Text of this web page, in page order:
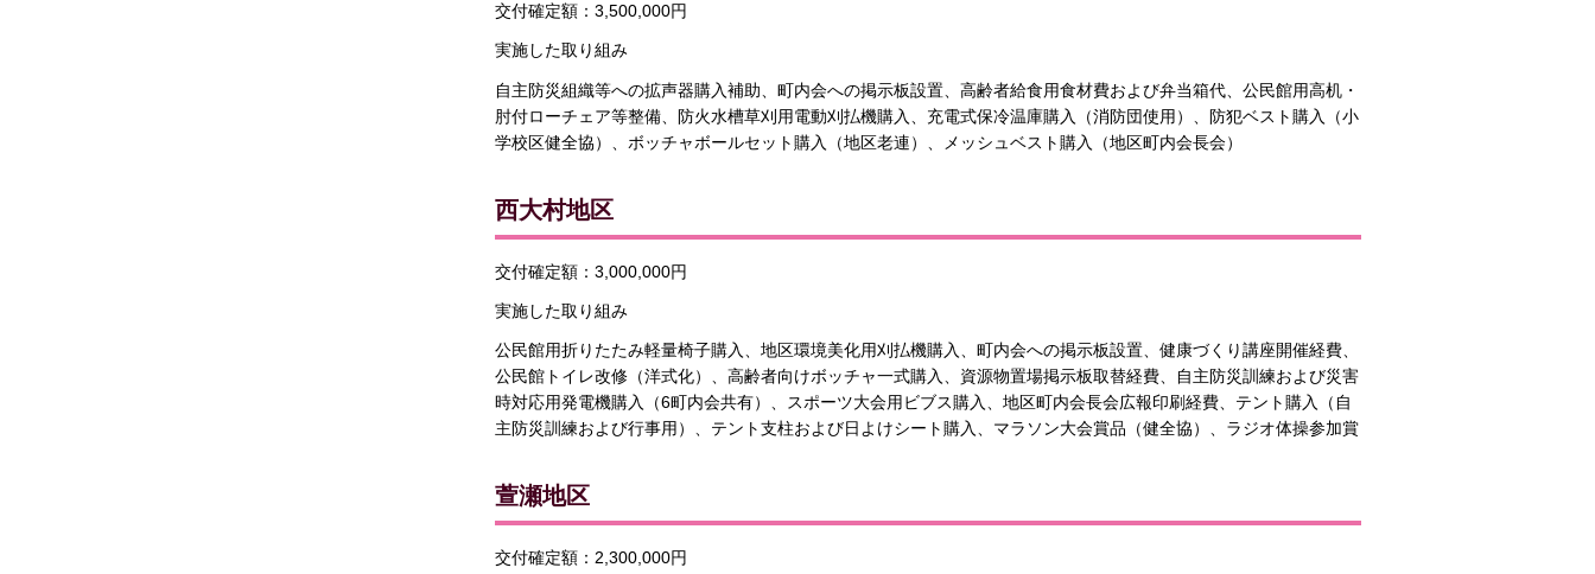
交付確定額：3,500,000円
実施した取り組み
自主防災組織等への拡声器購入補助、町内会への掲示板設置、高齢者給食用食材費および弁当箱代、公民館用高机・
肘付ローチェア等整備、防火水槽草刈用電動刈払機購入、充電式保冷温庫購入（消防団使用）、防犯ベスト購入（小
学校区健全協）、ボッチャボールセット購入（地区老連）、メッシュベスト購入（地区町内会長会）
西大村地区
交付確定額：3,000,000円
実施した取り組み
公民館用折りたたみ軽量椅子購入、地区環境美化用刈払機購入、町内会への掲示板設置、健康づくり講座開催経費、
公民館トイレ改修（洋式化）、高齢者向けボッチャ一式購入、資源物置場掲示板取替経費、自主防災訓練および災害
時対応用発電機購入（6町内会共有）、スポーツ大会用ビブス購入、地区町内会長会広報印刷経費、テント購入（自
主防災訓練および行事用）、テント支柱および日よけシート購入、マラソン大会賞品（健全協）、ラジオ体操参加賞
萱瀬地区
交付確定額：2,300,000円